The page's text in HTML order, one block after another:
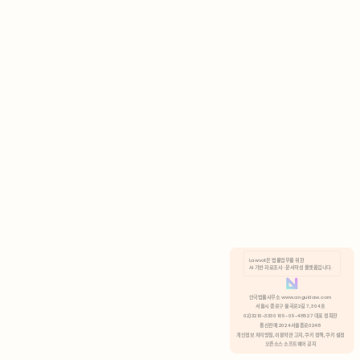
분석 쿠키 허용
Lawvot은 법률업무를 위한
AI 기반 자료조사 · 문서작성 플랫폼입니다.
안국법률사무소 www.anguklaw.com
서울시 종로구 율곡로2길 7, 304호
02)3210-3330 105-05-48527 대표 정희찬
통신판매 2024서울종로0248
개인정보 처리방침, 이용약관 고지, 쿠키 정책, 쿠키 설정
오픈소스 소프트웨어 공지